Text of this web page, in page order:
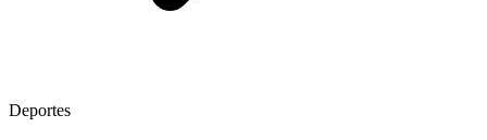
Deportes